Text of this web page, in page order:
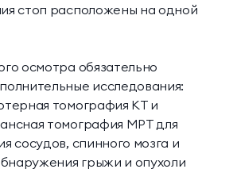
стоп расположены на одной
осмотра обязательно
исследования:
томография КТ и
томография МРТ для
сосудов, спинного мозга и
грыжи и опухоли